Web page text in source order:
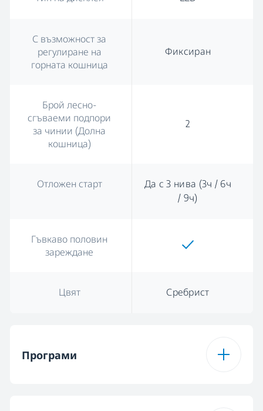
С възможност за
регулиране на
горната кошница
Фиксиран
Брой лесно-
сгъваеми подпори
за чинии (Долна
кошница)
2
Отложен старт
Да с 3 нива (3ч / 6ч
/ 9ч)
Гъвкаво половин
зареждане
Цвят Сребрист
Програми